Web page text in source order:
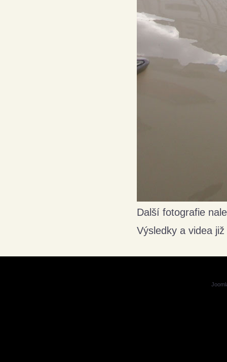
Další fotografie
Výsledky a videa